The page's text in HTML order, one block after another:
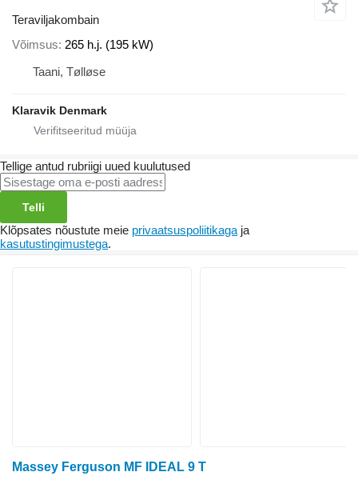
Teraviljakombain
Võimsus 265 h.j. (195 kW)
Taani, Tølløse
Klaravik Denmark
Tellige antud rubriigi uued kuulutused
Telli
Klõpsates nõustute meie privaatsuspoliitikaga ja
kasutustingimustega.
Massey Ferguson MF IDEAL 9 T